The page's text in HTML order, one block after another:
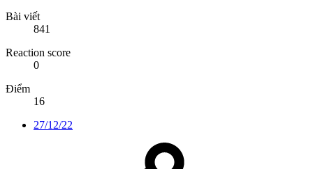
Bài viết
841
Reaction score
0
Điểm
16
27/12/22